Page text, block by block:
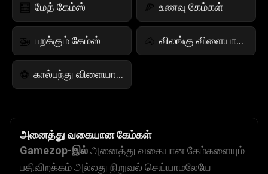
🧮 மேத் கேம்ஸ் 🍕 உணவு கேம்கள்
🚁 பறக்கும் கேம்ஸ் 🐴 விலங்கு விளையாட்டுகள்
⚽ கால்பந்து விளையாட்டுகள்
அனைத்து வகையான கேம்கள்
Gamezop-இல்அனைத்து வகையான கேம்களையும்
பதிவிறக்கம் அல்லது நிறுவல் செய்யாமலேயே